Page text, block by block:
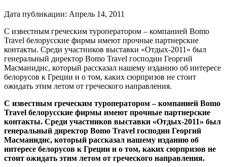
Дата публикации: Апрель 14, 2011
С известным греческим туроператором – компанией Bomo
Travel белорусские фирмы имеют прочные партнерские
контакты. Среди участников выставки «Отдых-2011» был
генеральный директор Bomo Travel господин Георгий
Масманидис, который рассказал нашему изданию об интересе
белорусов к Греции и о том, каких сюрпризов не стоит
ожидать этим летом от греческого направления.
С известным греческим туроператором – компанией Bomo
Travel белорусские фирмы имеют прочные партнерские
контакты. Среди участников выставки «Отдых-2011» был
генеральный директор Bomo Travel господин Георгий
Масманидис, который рассказал нашему изданию об
интересе белорусов к Греции и о том, каких сюрпризов не
стоит ожидать этим летом от греческого направления.